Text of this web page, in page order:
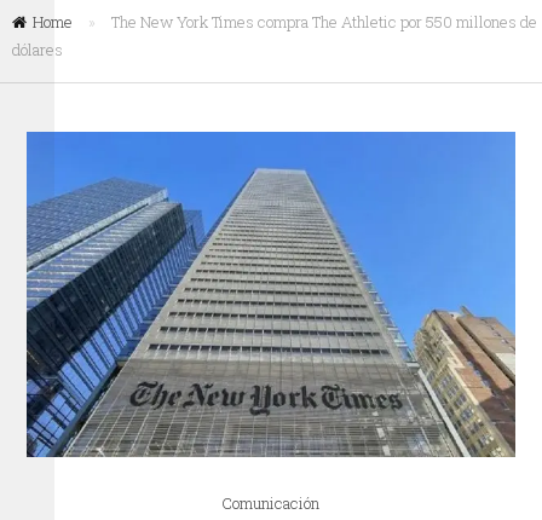
Home »
The New York Times compra The Athletic por 550 millones de
dólares
Comunicación